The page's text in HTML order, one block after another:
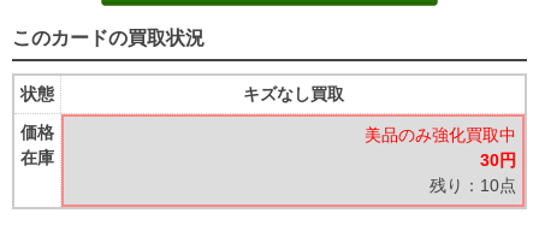
このカードの買取状況
状態
価格
在庫
キズなし買取
美品のみ強化買取中
30円
残り：10点